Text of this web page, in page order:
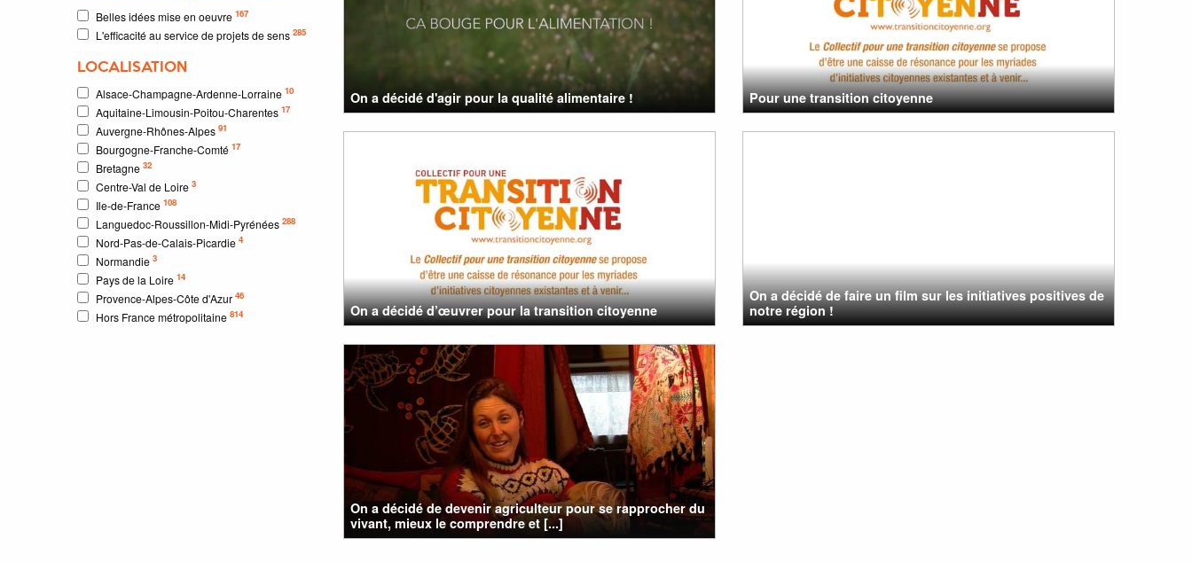
Belles idées mise en oeuvre 167
L'efficacité au service de projets de sens 285
LOCALISATION
Alsace-Champagne-Ardenne-Lorraine 10
Aquitaine-Limousin-Poitou-Charentes 17
Auvergne-Rhônes-Alpes 91
Bourgogne-Franche-Comté 17
Bretagne 32
Centre-Val de Loire 3
Ile-de-France 108
Languedoc-Roussillon-Midi-Pyrénées 288
Nord-Pas-de-Calais-Picardie 4
Normandie 3
Pays de la Loire 14
Provence-Alpes-Côte d'Azur 46
Hors France métropolitaine 814
On a décidé d'agir pour la qualité alimentaire ! Pour une transition citoyenne
On a décidé d’œuvrer pour la transition citoyenne
On a décidé de faire un film sur les initiatives positives de
notre région !
On a décidé de devenir agriculteur pour se rapprocher du
vivant, mieux le comprendre et [...]